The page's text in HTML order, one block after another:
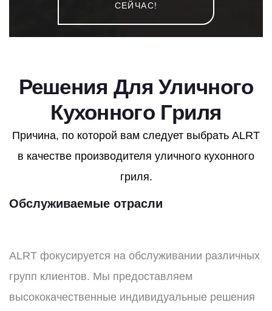
СЕЙЧАС!
Решения Для Уличного
Кухонного Гриля
Причина, по которой вам следует выбрать ALRT
в качестве производителя уличного кухонного
гриля.
Обслуживаемые отрасли
ALRT фокусируется на обслуживании различных
групп клиентов. Мы предоставляем
высококачественные индивидуальные решения